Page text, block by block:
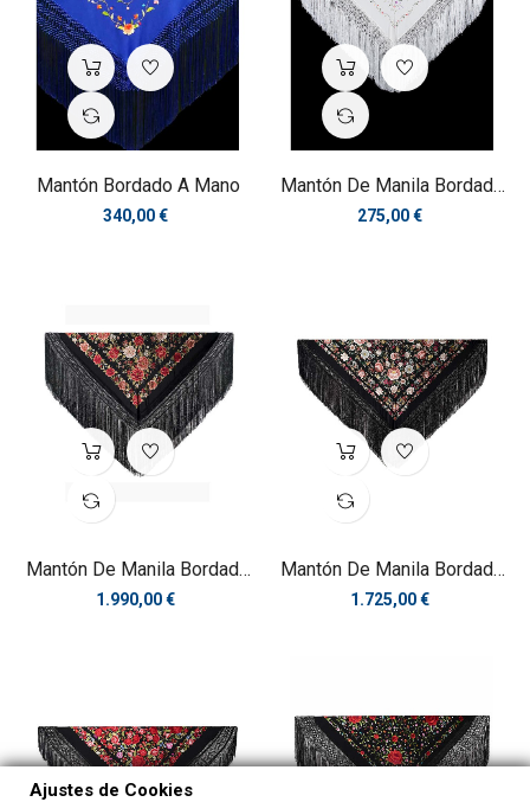
Mantón Bordado A Mano
Precio
340,00 €
Mantón De Manila Bordado
A...
Precio
275,00 €
Mantón De Manila Bordado
A...
Precio
1.990,00 €
Mantón De Manila Bordado
A...
Precio
1.725,00 €
Ajustes de Cookies